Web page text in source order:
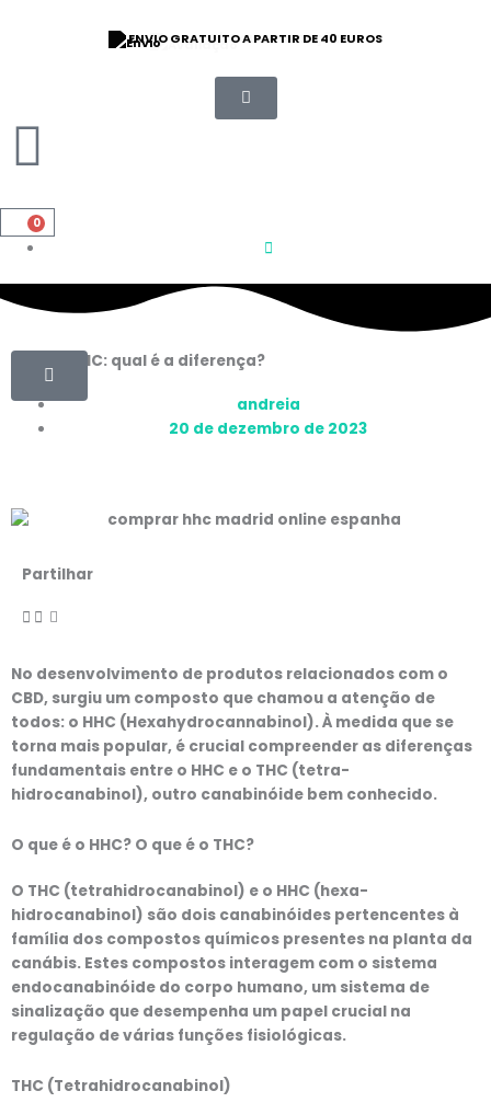
⭐ 9/10 CLASSIFICAÇÃO
0
Carrinho
HHC vs THC: qual é a diferença?
andreia
20 de dezembro de 2023
Partilhar
No desenvolvimento de produtos relacionados com o
CBD, surgiu um composto que chamou a atenção de
todos: o HHC (Hexahydrocannabinol). À medida que se
torna mais popular, é crucial compreender as diferenças
fundamentais entre o HHC e o THC (tetra-
hidrocanabinol), outro canabinóide bem conhecido.
O que é o HHC? O que é o THC?
O THC (tetrahidrocanabinol) e o HHC (hexa-
hidrocanabinol) são dois canabinóides pertencentes à
família dos compostos químicos presentes na planta da
canábis. Estes compostos interagem com o sistema
endocanabinóide do corpo humano, um sistema de
sinalização que desempenha um papel crucial na
regulação de várias funções fisiológicas.
THC (Tetrahidrocanabinol)